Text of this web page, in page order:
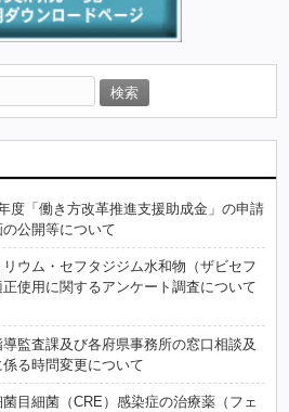
度「働き方改革推進支援助成金」の申請
公開等について
ウム・セフタジジム水和物（ザビセフ
使用に関するアンケート調査について
監査課及び各府県事務所の窓口相談及
る時問変更について
目細菌（CRE）感染症の治療薬（フェ